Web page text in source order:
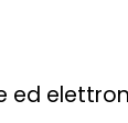
ed